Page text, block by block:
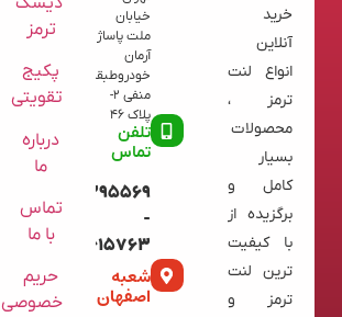
خرید
آنلاین
انواع لنت
ترمز ،
محصولات
بسیار
کامل و
برگزیده از
با کیفیت
ترین لنت
ترمز و
خیابان
ملت پاساژ
آرمان
خودروطبقه
منفی 2-
پلاک 46
تلفن
تماس
09120395569
-
02136615763
شعبه
اصفهان
ترمز
پکیج
تقویتی
درباره
ما
تماس
با ما
حریم
خصوصی